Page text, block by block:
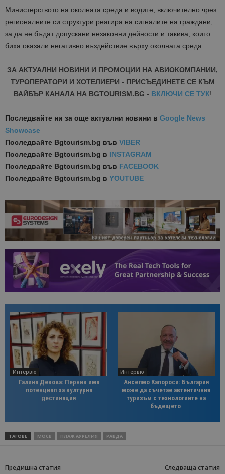
Министерството на околната среда и водите, включително чрез
регионалните си структури реагира на сигналите на граждани,
за да не бъдат допускани незаконни дейности и такива, които
биха оказали негативно въздействие върху околната среда.
ЗА АКТУАЛНИ НОВИНИ И ПРОМОЦИИ НА АВИОКОМПАНИИ,
ТУРОПЕРАТОРИ И ХОТЕЛИЕРИ - ПРИСЪЕДИНЕТЕ СЕ КЪМ
ВАЙБЪР КАНАЛА НА BGTOURISM.BG - ВКЛЮЧИ СЕ ТУК!
Последвайте ни за още актуални новини в Google News
Showcase
Последвайте Bgtourism.bg във VIBER
Последвайте Bgtourism.bg в INSTAGRAM
Последвайте Bgtourism.bg във FACEBOOK
Последвайте Bgtourism.bg в YOUTUBE
Интервю
Галина Декова: Перник има
потенциал за културна
дестинация
Интервю
Анселмо Капороси: България
може да съчетае автентичния
туризъм с технологиите на
бъдещето
ТАГОВЕ МОСВ ПЛАЖ АУРЕЛИЯ РАВДА
Предишна статия Следваща статия